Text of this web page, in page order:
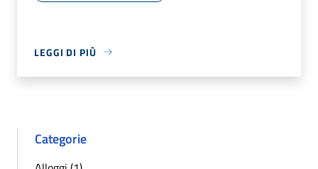
LEGGI DI PIÙ
Categorie